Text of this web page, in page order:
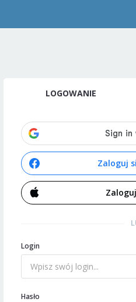
LOGOWANIE
Zaloguj
Login
Hasło